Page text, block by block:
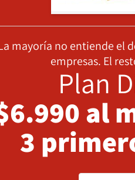
mayoría no entiende el
empresas. El
Plan
al
3